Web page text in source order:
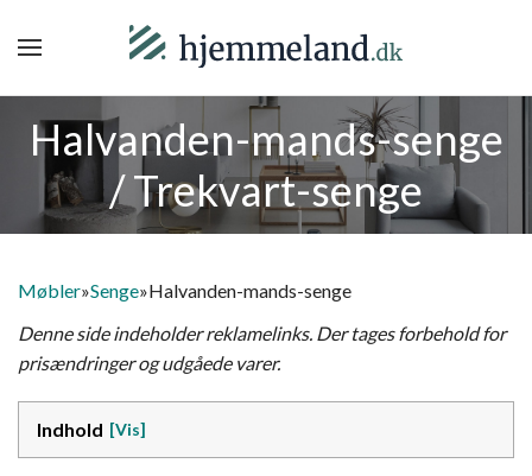
Halvanden-mands-senge
/ Trekvart-senge
Møbler»Senge»Halvanden-mands-senge
Denne side indeholder reklamelinks. Der tages forbehold for
prisændringer og udgåede varer.
Indhold